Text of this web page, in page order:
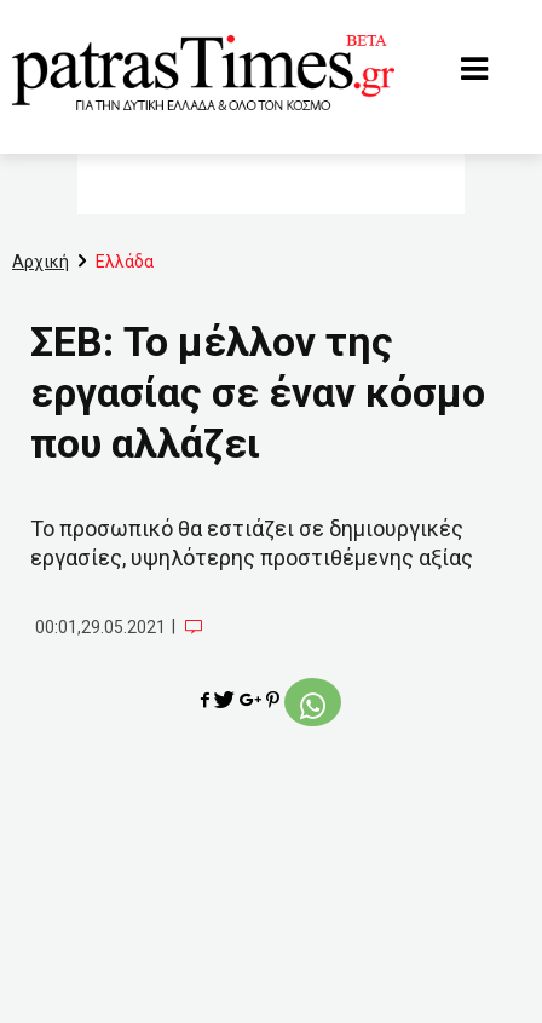
Αρχική Ελλάδα
ΣΕΒ: Το μέλλον της
εργασίας σε έναν κόσμο
που αλλάζει
Το προσωπικό θα εστιάζει σε δημιουργικές
εργασίες, υψηλότερης προστιθέμενης αξίας
00:01,29.05.2021